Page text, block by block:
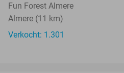
Fun Forest Almere
Almere (11 km)
Verkocht: 1.301